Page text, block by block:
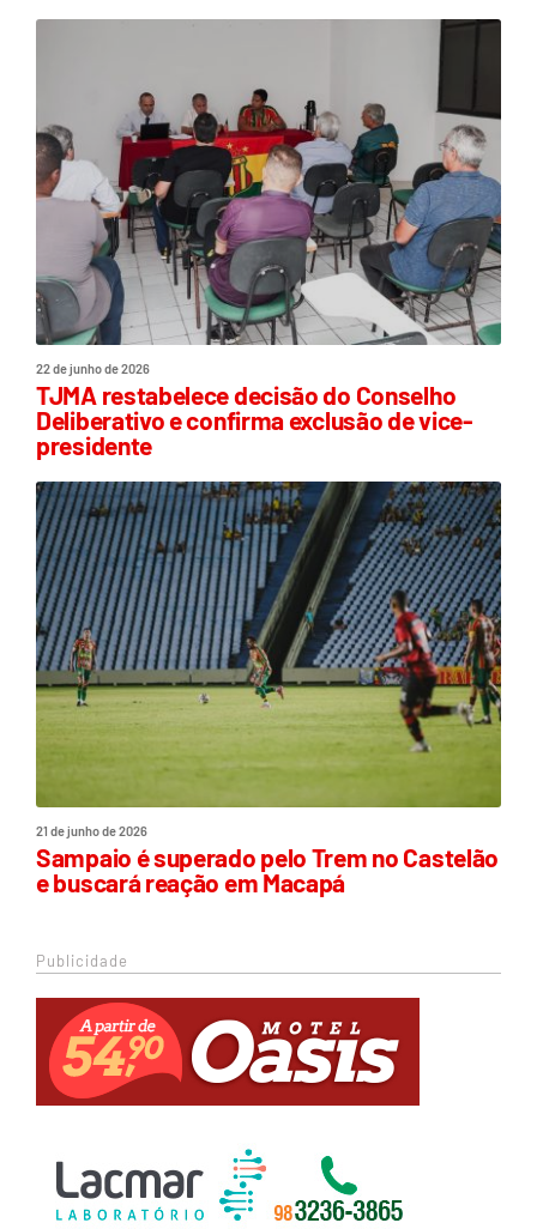
22 de junho de 2026
TJMA restabelece decisão do Conselho
Deliberativo e confirma exclusão de vice-
presidente
21 de junho de 2026
Sampaio é superado pelo Trem no Castelão
e buscará reação em Macapá
Publicidade